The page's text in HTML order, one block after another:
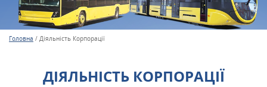
Головна / Діяльність Корпорації
ДІЯЛЬНІСТЬ КОРПОРАЦІЇ